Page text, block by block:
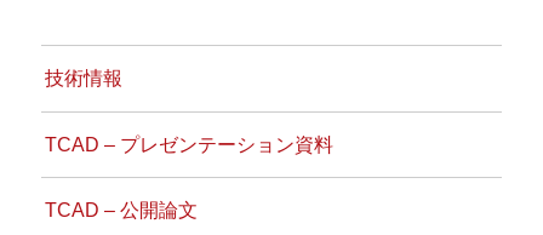
技術情報
TCAD – プレゼンテーション資料
TCAD – 公開論文